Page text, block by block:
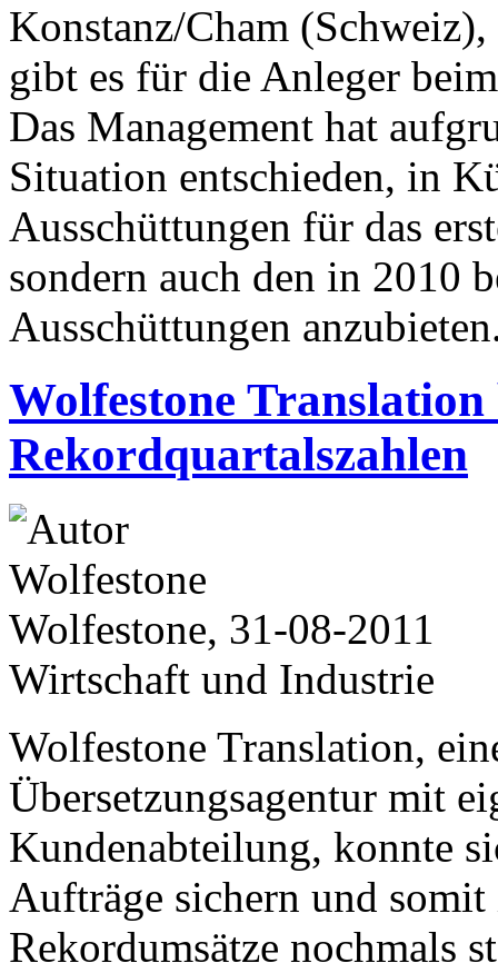
Konstanz/Cham
gibt es für die Anleger
Das Management hat
Situation entschieden, in
Ausschüttungen für das
sondern auch den in 2010
Ausschüttungen
Wolfestone
Rekordquartalszahlen
Wolfestone, 31-08-2011
Wirtschaft und Industrie
Wolfestone Translation,
Übersetzungsagentur mit
Kundenabteilung, konnte
Aufträge sichern und
Rekordumsätze nochmals